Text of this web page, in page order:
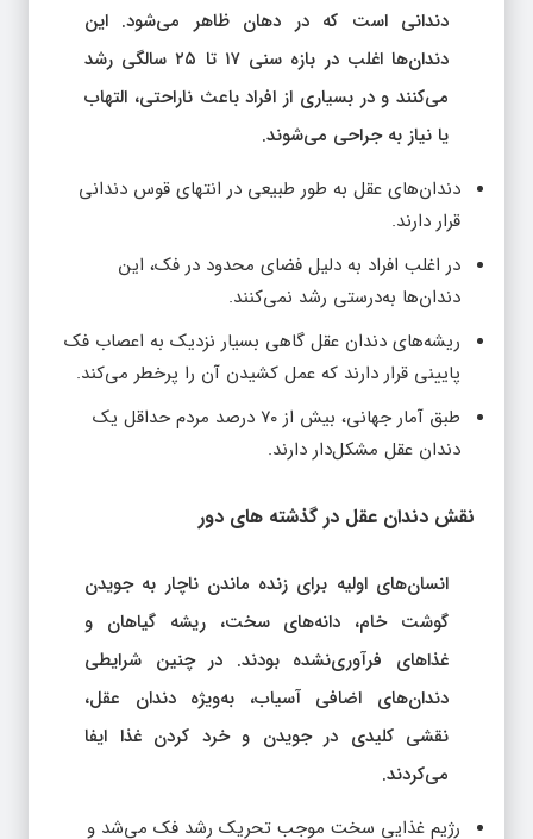
دندانی است که در دهان ظاهر می‌شود. این
دندان‌ها اغلب در بازه سنی ۱۷ تا ۲۵ سالگی رشد
می‌کنند و در بسیاری از افراد باعث ناراحتی، التهاب
یا نیاز به جراحی می‌شوند.
دندان‌های عقل به طور طبیعی در انتهای قوس دندانی
قرار دارند.
در اغلب افراد به دلیل فضای محدود در فک، این
دندان‌ها به‌درستی رشد نمی‌کنند.
ریشه‌های دندان عقل گاهی بسیار نزدیک به اعصاب فک
پایینی قرار دارند که عمل کشیدن آن را پرخطر می‌کند.
طبق آمار جهانی، بیش از ۷۰ درصد مردم حداقل یک
دندان عقل مشکل‌دار دارند.
نقش دندان عقل در گذشته‌ های دور
انسان‌های اولیه برای زنده ماندن ناچار به جویدن
گوشت خام، دانه‌های سخت، ریشه گیاهان و
غذاهای فرآوری‌نشده بودند. در چنین شرایطی
دندان‌های اضافی آسیاب، به‌ویژه دندان عقل،
نقشی کلیدی در جویدن و خرد کردن غذا ایفا
می‌کردند.
رژیم غذایی سخت موجب تحریک رشد فک می‌شد و